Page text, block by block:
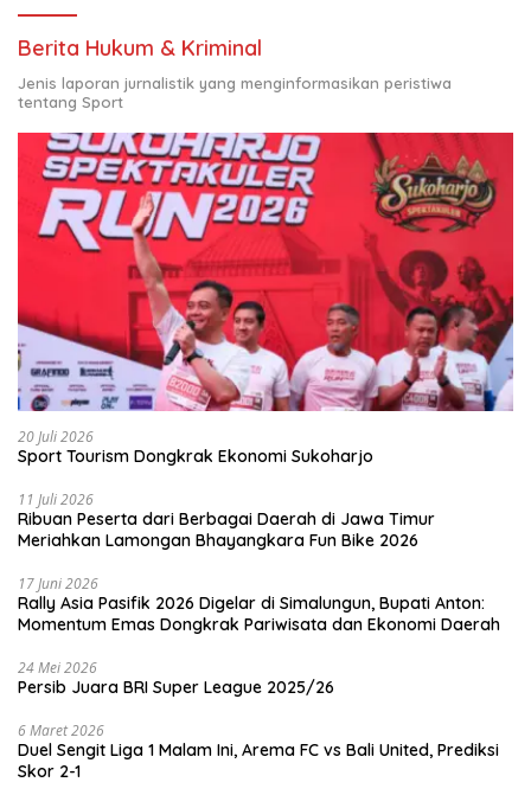
Berita Hukum & Kriminal
Jenis laporan jurnalistik yang menginformasikan peristiwa
tentang Sport
20 Juli 2026
Sport Tourism Dongkrak Ekonomi Sukoharjo
11 Juli 2026
Ribuan Peserta dari Berbagai Daerah di Jawa Timur
Meriahkan Lamongan Bhayangkara Fun Bike 2026
17 Juni 2026
Rally Asia Pasifik 2026 Digelar di Simalungun, Bupati Anton:
Momentum Emas Dongkrak Pariwisata dan Ekonomi Daerah
24 Mei 2026
Persib Juara BRI Super League 2025/26
6 Maret 2026
Duel Sengit Liga 1 Malam Ini, Arema FC vs Bali United, Prediksi
Skor 2-1